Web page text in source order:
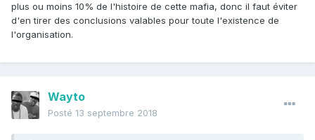
plus ou moins 10% de l'histoire de cette mafia, donc il faut éviter
d'en tirer des conclusions valables pour toute l'existence de
l'organisation.
Wayto
Posté 13 septembre 2018